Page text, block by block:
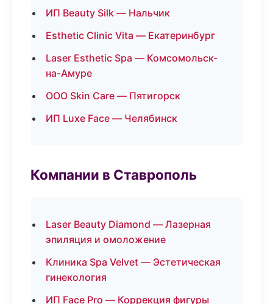
ИП Beauty Silk — Нальчик
Esthetic Clinic Vita — Екатеринбург
Laser Esthetic Spa — Комсомольск-
на-Амуре
ООО Skin Care — Пятигорск
ИП Luxe Face — Челябинск
Компании в Ставрополь
Laser Beauty Diamond — Лазерная
эпиляция и омоложение
Клиника Spa Velvet — Эстетическая
гинекология
ИП Face Pro — Коррекция фигуры